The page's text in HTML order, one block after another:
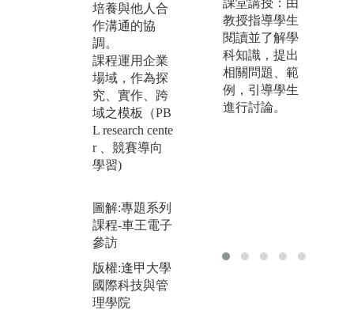
培養與他人合
作溝通的協
調。
課程運用企業
場域，作為探
究、實作、跨
域之模板（PB
L research cente
r 、競賽導向
學習)
圖解:專題系列
課程-車王電子
參訪
版權:逢甲大學
國際科技與管
理學院
學生運用創意
思考與SDGs國
際共通語言，
解決社會問題
圖解:RMIT 教
授Michael經濟
課堂講授：由
教授指導學生
閱讀並了解學
科知識，提出
相關問題、範
例，引導學生
進行討論。